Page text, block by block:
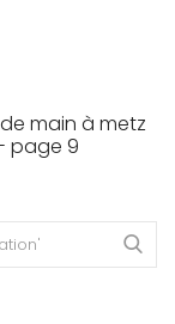
main à metz
page 9